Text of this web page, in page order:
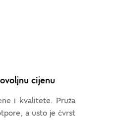
cijenu
i kvalitete. Pruža
a usto je čvrst